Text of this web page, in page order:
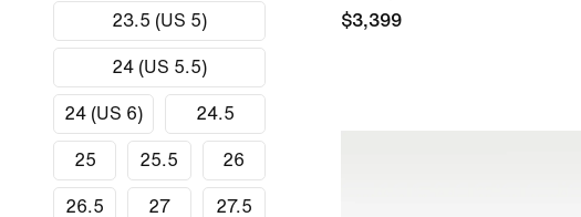
23.5 (US 5)
24 (US 5.5)
24 (US 6) 24.5
25 25.5 26
26.5 27 27.5
$3,399